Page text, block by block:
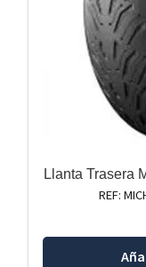
Llanta Trasera
REF: